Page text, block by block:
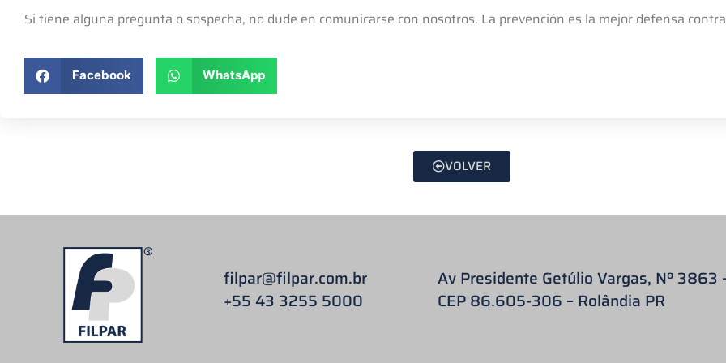
Si tiene alguna pregunta o sospecha, no dude en comunicarse con nosotros. La prevención es la mejor defensa
Facebook WhatsApp
VOLVER
filpar@filpar.com.br
+55 43 3255 5000
Av Presidente Getúlio Vargas, Nº 3863
CEP 86.605-306 – Rolândia PR